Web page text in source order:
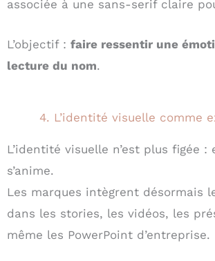
associée à une sans-serif claire
L’objectif : faire ressentir une
lecture du nom.
4. L’identité visuelle comme
L’identité visuelle n’est plus figée :
s’anime.
Les marques intègrent désormais
dans les stories, les vidéos, les
même les PowerPoint d’entreprise.